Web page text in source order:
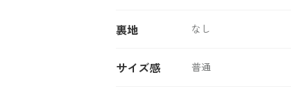
裏地 なし
サイズ感 普通